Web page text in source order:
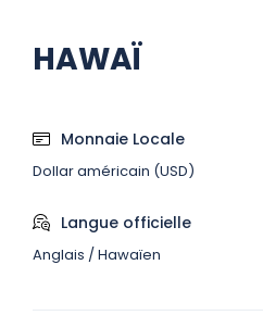
HAWAÏ
Monnaie Locale
Dollar américain (USD)
Langue officielle
Anglais / Hawaïen